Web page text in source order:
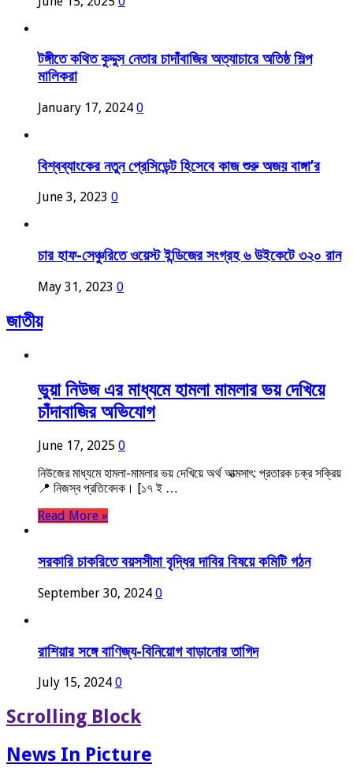
টঙ্গীতে কথিত কুদ্দুস নেতার চাদাঁবাজির অত্যাচারে অতিষ্ঠ শিল্প
মালিকরা
January 17, 2024 0
বিশ্বব্যাংকের নতুন প্রেসিডেন্ট হিসেবে কাজ শুরু অজয় বাঙ্গা’র
June 3, 2023 0
চার হাফ-সেঞ্চুরিতে ওয়েস্ট ইন্ডিজের সংগ্রহ ৬ উইকেটে ৩২০ রান
May 31, 2023 0
জাতীয়
ভুয়া নিউজ এর মাধ্যমে হামলা মামলার ভয় দেখিয়ে
চাঁদাবাজির অভিযোগ
June 17, 2025 0
নিউজের মাধ্যমে হামলা-মামলার ভয় দেখিয়ে অর্থ আত্মসাৎ: প্রতারক চক্র সক্রিয়
📍 নিজস্ব প্রতিবেদক। [১৭ ই …
Read More »
সরকারি চাকরিতে বয়সসীমা বৃদ্ধির দাবির বিষয়ে কমিটি গঠন
September 30, 2024 0
রাশিয়ার সঙ্গে বাণিজ্য-বিনিয়োগ বাড়ানোর তাগিদ
July 15, 2024 0
Scrolling Block
News In Picture